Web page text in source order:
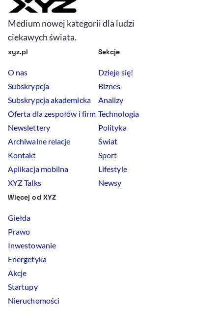
Medium nowej kategorii dla ludzi
ciekawych świata.
xyz.pl
O nas
Subskrypcja
Subskrypcja akademicka
Oferta dla zespołów i firm
Newslettery
Archiwalne relacje
Kontakt
Aplikacja mobilna
XYZ Talks
Sekcje
Dzieje się!
Biznes
Analizy
Technologia
Polityka
Świat
Sport
Lifestyle
Newsy
Więcej od XYZ
Giełda
Prawo
Inwestowanie
Energetyka
Akcje
Startupy
Nieruchomości